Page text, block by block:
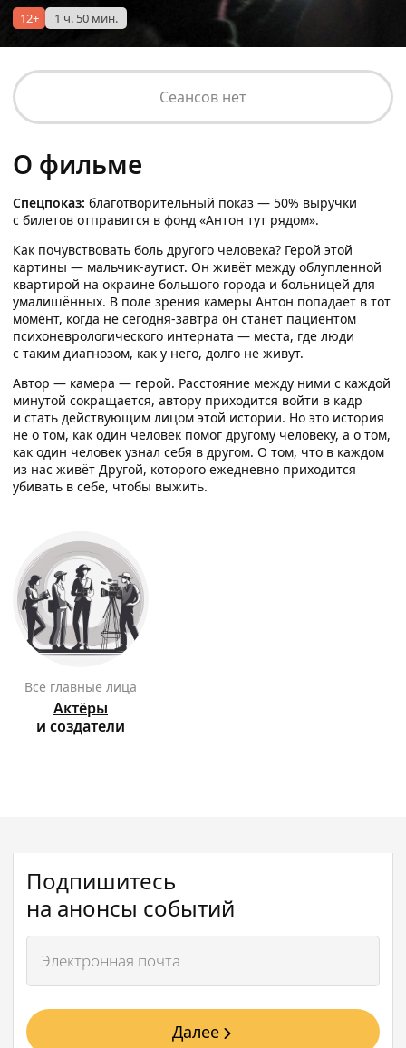
12+ 1 ч. 50 мин.
Сеансов нет
О фильме
Спецпоказ: благотворительный показ — 50% выручки
с билетов отправится в фонд «Антон тут рядом».
Как почувствовать боль другого человека? Герой этой
картины — мальчик-аутист. Он живёт между облупленной
квартирой на окраине большого города и больницей для
умалишённых. В поле зрения камеры Антон попадает в тот
момент, когда не сегодня-завтра он станет пациентом
психоневрологического интерната — места, где люди
с таким диагнозом, как у него, долго не живут.
Автор — камера — герой. Расстояние между ними с каждой
минутой сокращается, автору приходится войти в кадр
и стать действующим лицом этой истории. Но это история
не о том, как один человек помог другому человеку, а о том,
как один человек узнал себя в другом. О том, что в каждом
из нас живёт Другой, которого ежедневно приходится
убивать в себе, чтобы выжить.
Все главные лица
Актёры
и создатели
Подпишитесь
на анонсы событий
Далее